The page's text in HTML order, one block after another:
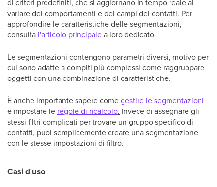
di criteri predefiniti, che si aggiornano in tempo reale al
variare dei comportamenti e dei campi dei contatti. Per
approfondire le caratteristiche delle segmentazioni,
consulta l'articolo principalea loro dedicato.
Le segmentazioni contengono parametri diversi, motivo per
cui sono adatte a compiti più complessi come raggruppare
oggetti con una combinazione di caratteristiche.
È anche importante sapere comegestire le segmentazioni
e impostare le regole di ricalcolo. Invece di assegnare gli
stessi filtri complicati per trovare un gruppo specifico di
contatti, puoi semplicemente creare una segmentazione
con le stesse impostazioni di filtro.
Casi d'uso